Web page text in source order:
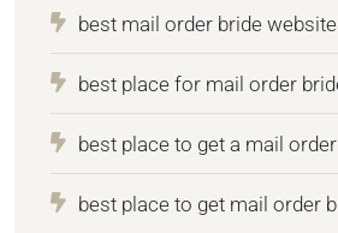
best mail order bride
best place for mail order
best place to get a mail
best place to get mail order